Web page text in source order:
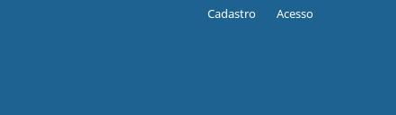
Cadastro Acesso